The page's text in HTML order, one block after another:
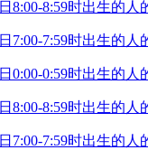
8:00-8:59时出生的人
7:00-7:59时出生的人
0:00-0:59时出生的人
8:00-8:59时出生的人
7:00-7:59时出生的人